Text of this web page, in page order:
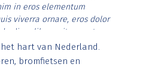
in eros elementum
viverra ornare, eros dolor
diam libero vitae erat.
cursus id rutrum lorem
risus tristique posuere.
hart van Nederland.
bromfietsen en